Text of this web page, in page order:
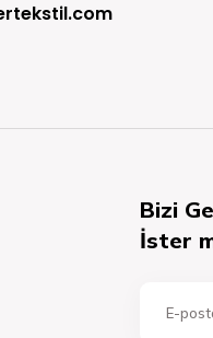
Bizi
İster